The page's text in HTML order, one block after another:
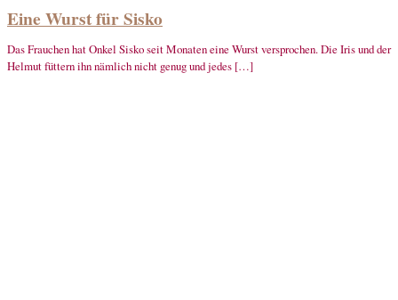
Eine Wurst für Sisko
Das Frauchen hat Onkel Sisko seit Monaten eine Wurst versprochen. Die Iris und der
Helmut füttern ihn nämlich nicht genug und jedes […]